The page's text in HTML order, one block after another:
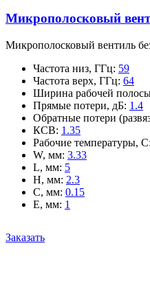
Микрополосковый
Микрополосковый вентиль
Частота низ, ГГц: 59
Частота верх, ГГц: 64
Ширина рабочей
Прямые потери, дБ: 1.4
Обратные потери
КСВ: 1.35
Рабочие температуры, С:
W, мм: 3.33
L, мм: 5
H, мм: 2.3
C, мм: 0.15
E, мм: 1
Заказать